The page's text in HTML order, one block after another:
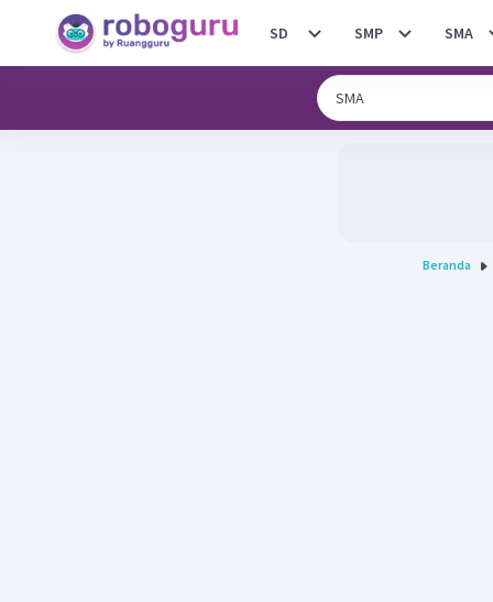
SD SMP SMA
Beranda